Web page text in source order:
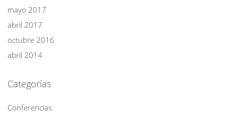
mayo 2017
abril 2017
octubre 2016
abril 2014
Categorías
Conferencias